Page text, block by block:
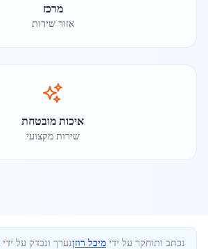
מרכז
אזור שירות
איכות מובטחת
שירות מקצועי
נכתב ותוחקר על ידי מיכל רוזןנערך ונבדק על ידי